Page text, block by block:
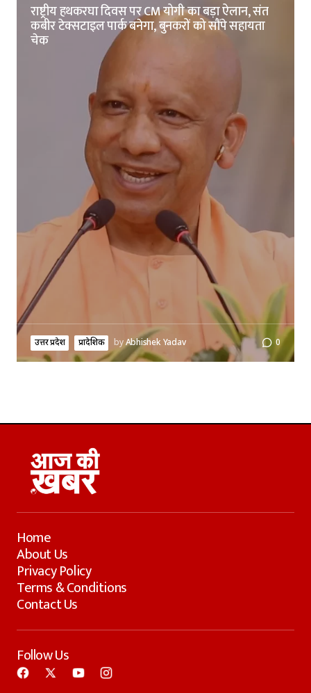
राष्ट्रीय हथकरघा दिवस पर CM योगी का बड़ा ऐलान, संत
कबीर टेक्सटाइल पार्क बनेगा, बुनकरों को सौंपे सहायता
चेक
उत्तर प्रदेश प्रादेशिक byAbhishek Yadav 0
Home
About Us
Privacy Policy
Terms & Conditions
Contact Us
Follow Us